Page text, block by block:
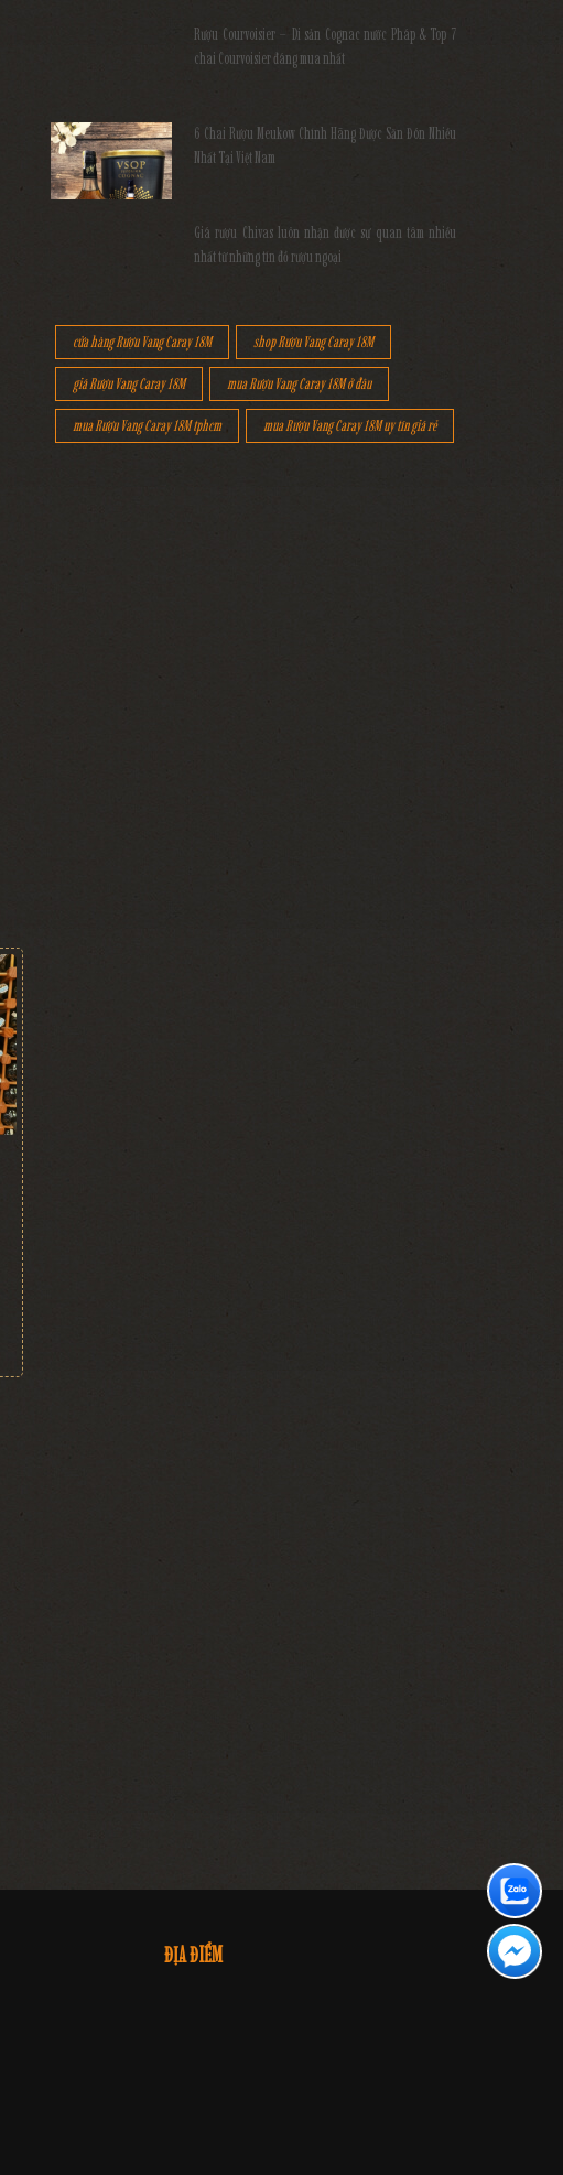
Rượu Courvoisier – Di sản Cognac nước Pháp & Top 7
chai Courvoisier đáng mua nhất
6 Chai Rượu Meukow Chính Hãng Được Săn Đón Nhiều
Nhất Tại Việt Nam
Giá rượu Chivas luôn nhận được sự quan tâm nhiều
nhất từ những tín đồ rượu ngoại
cửa hàng Rượu Vang Caray 18M shop Rượu Vang Caray 18M
giá Rượu Vang Caray 18M mua Rượu Vang Caray 18M ở đâu
mua Rượu Vang Caray 18M tphcm mua Rượu Vang Caray 18M uy tín giá rẻ
ĐỊA ĐIỂM